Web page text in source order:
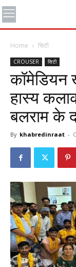
Home सिटी
CROUSER सिटी
कॉमेडियन
हास्य
बलराम के
By khabredinraat -